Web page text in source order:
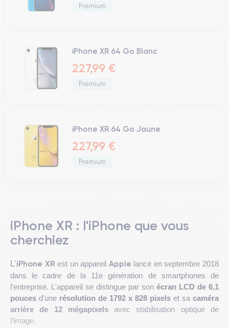
Premium
iPhone XR 64 Go Blanc
227,99 €
Premium
iPhone XR 64 Go Jaune
227,99 €
Premium
iPhone XR : l'iPhone que vous
cherchiez
L'iPhone XR est un appareil Apple lancé en septembre 2018
dans le cadre de la 11e génération de smartphones de
l'entreprise. L'appareil se distingue par son écran LCD de 6,1
pouces d'une résolution de 1792 x 828 pixels et sa caméra
arrière de 12 mégapixelsavec stabilisation optique de
l'image.